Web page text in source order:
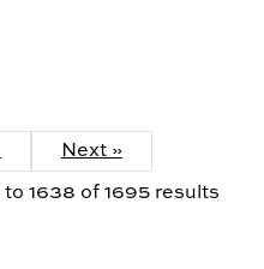
Next »
to 1638 of 1695 results